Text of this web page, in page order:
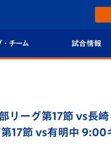
・チーム 試合情報
順位表
リーグ第17節 vs長
17節 vs有明中 9:00